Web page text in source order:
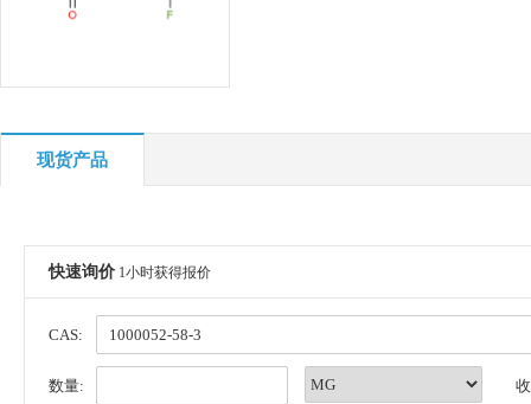
现货产品
快速询价 1小时获得报价
CAS:
数量: